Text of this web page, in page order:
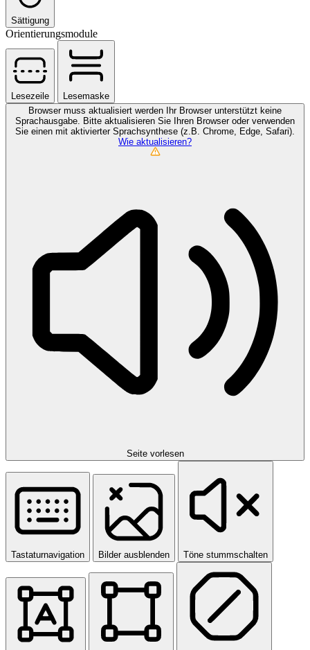
Sättigung
Orientierungsmodule
Lesezeile
Lesemaske
Browser muss aktualisiert werden
Ihr Browser unterstützt keine
Sprachausgabe. Bitte aktualisieren Sie Ihren Browser oder verwenden
Sie einen mit aktivierter Sprachsynthese (z.B. Chrome, Edge, Safari).
Wie aktualisieren?
Seite vorlesen
Tastaturnavigation Bilder ausblenden Töne stummschalten